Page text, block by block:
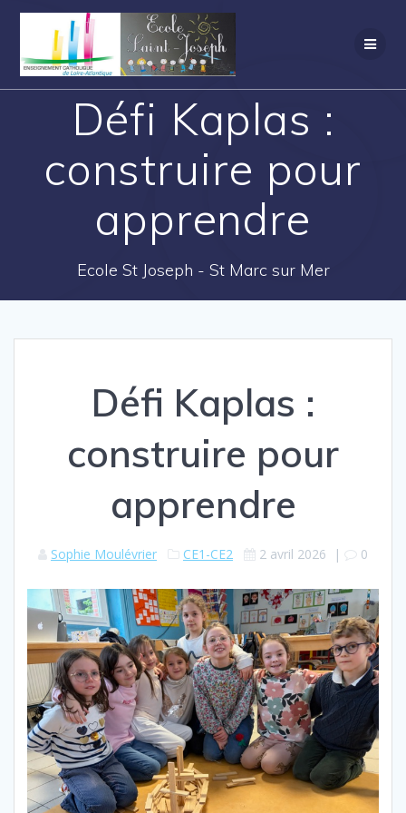
Défi Kaplas :
construire pour
apprendre
Ecole St Joseph - St Marc sur Mer
Défi Kaplas :
construire pour
apprendre
Sophie Moulévrier CE1-CE2 2 avril 2026 | 0